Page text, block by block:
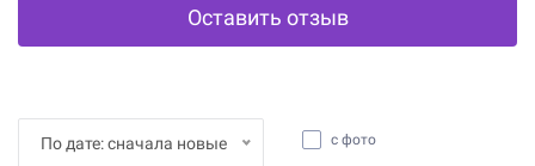
Оставить отзыв
По дате: сначала новые с фото